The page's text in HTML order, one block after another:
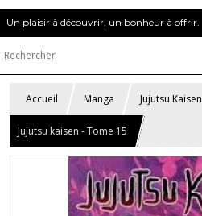
Un plaisir à découvrir, un bonheur à offrir.
Accueil Manga Jujutsu Kaisen
Jujutsu kaisen - Tome 15